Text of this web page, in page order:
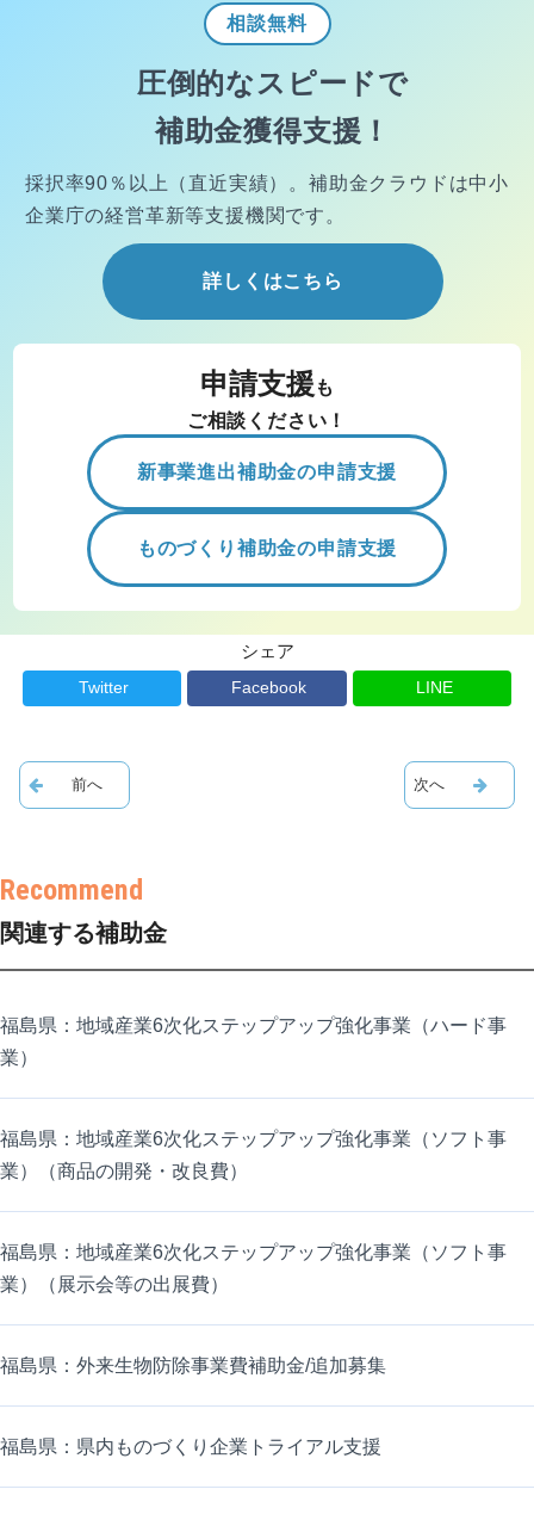
相談無料
圧倒的なスピードで
補助金獲得支援！
採択率90％以上（直近実績）。 補助金クラウドは中小
企業庁の経営革新等支援機関です。
詳しくはこちら
申請支援 も
ご相談ください！
新事業進出補助金の申請支援
ものづくり補助金の申請支援
シェア
Twitter Facebook LINE
関連する補助金
福島県：地域産業6次化ステップアップ強化事業（ハード事
業）
福島県：地域産業6次化ステップアップ強化事業（ソフト事
業）（商品の開発・改良費）
福島県：地域産業6次化ステップアップ強化事業（ソフト事
業）（展示会等の出展費）
福島県：外来生物防除事業費補助金/追加募集
福島県：県内ものづくり企業トライアル支援